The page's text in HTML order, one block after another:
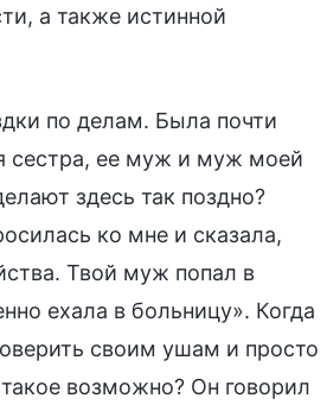
а также истинной
по делам. Была почти
сестра, ее муж и муж моей
здесь так поздно?
ко мне и сказала,
Твой муж попал в
ехала в больницу». Когда
своим ушам и просто
возможно? Он говорил